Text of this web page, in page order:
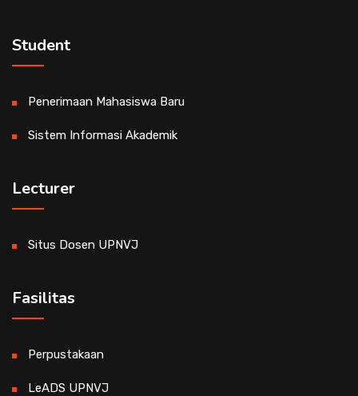
Student
Penerimaan Mahasiswa Baru
Sistem Informasi Akademik
Lecturer
Situs Dosen UPNVJ
Fasilitas
Perpustakaan
LeADS UPNVJ